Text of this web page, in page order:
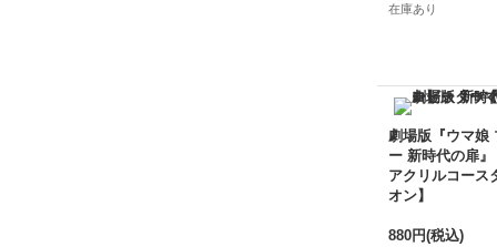
在庫あり
劇場版『ウマ娘
ー 新時代の扉』
アクリルコース
オン】
880円(税込)